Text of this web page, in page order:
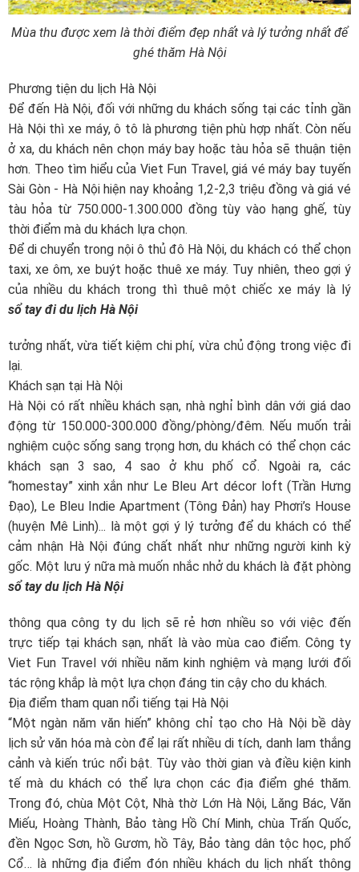
Mùa thu được xem là thời điểm đẹp nhất và lý tưởng nhất để
ghé thăm Hà Nội
Phương tiện du lịch Hà Nội
Để đến Hà Nội, đối với những du khách sống tại các tỉnh gần
Hà Nội thì xe máy, ô tô là phương tiện phù hợp nhất. Còn nếu
ở xa, du khách nên chọn máy bay hoặc tàu hỏa sẽ thuận tiện
hơn. Theo tìm hiểu của Viet Fun Travel, giá vé máy bay tuyến
Sài Gòn - Hà Nội hiện nay khoảng 1,2-2,3 triệu đồng và giá vé
tàu hỏa từ 750.000-1.300.000 đồng tùy vào hạng ghế, tùy
thời điểm mà du khách lựa chọn.
Để di chuyển trong nội ô thủ đô Hà Nội, du khách có thể chọn
taxi, xe ôm, xe buýt hoặc thuê xe máy. Tuy nhiên, theo gợi ý
của nhiều du khách trong
sổ tay đi du lịch Hà Nội
thì thuê một chiếc xe máy là lý
tưởng nhất, vừa tiết kiệm chi phí, vừa chủ động trong việc đi
lại.
Khách sạn tại Hà Nội
Hà Nội có rất nhiều khách sạn, nhà nghỉ bình dân với giá dao
động từ 150.000-300.000 đồng/phòng/đêm. Nếu muốn trải
nghiệm cuộc sống sang trọng hơn, du khách có thể chọn các
khách sạn 3 sao, 4 sao ở khu phố cổ. Ngoài ra, các
“homestay” xinh xắn như Le Bleu Art décor loft (Trần Hưng
Đạo), Le Bleu Indie Apartment (Tông Đản) hay Phơri’s House
(huyện Mê Linh)... là một gợi ý lý tưởng để du khách có thể
cảm nhận Hà Nội đúng chất nhất như những người kinh kỳ
gốc. Một lưu ý nữa mà
sổ tay du lịch Hà Nội
muốn nhắc nhở du khách là đặt phòng
thông qua công ty du lịch sẽ rẻ hơn nhiều so với việc đến
trực tiếp tại khách sạn, nhất là vào mùa cao điểm. Công ty
Viet Fun Travel với nhiều năm kinh nghiệm và mạng lưới đối
tác rộng khắp là một lựa chọn đáng tin cậy cho du khách.
Địa điểm tham quan nổi tiếng tại Hà Nội
“Một ngàn năm văn hiến” không chỉ tạo cho Hà Nội bề dày
lịch sử văn hóa mà còn để lại rất nhiều di tích, danh lam thắng
cảnh và kiến trúc nổi bật. Tùy vào thời gian và điều kiện kinh
tế mà du khách có thể lựa chọn các địa điểm ghé thăm.
Trong đó, chùa Một Cột, Nhà thờ Lớn Hà Nội, Lăng Bác, Văn
Miếu, Hoàng Thành, Bảo tàng Hồ Chí Minh, chùa Trấn Quốc,
đền Ngọc Sơn, hồ Gươm, hồ Tây, Bảo tàng dân tộc học, phố
Cổ… là những địa điểm đón nhiều khách du lịch nhất thông